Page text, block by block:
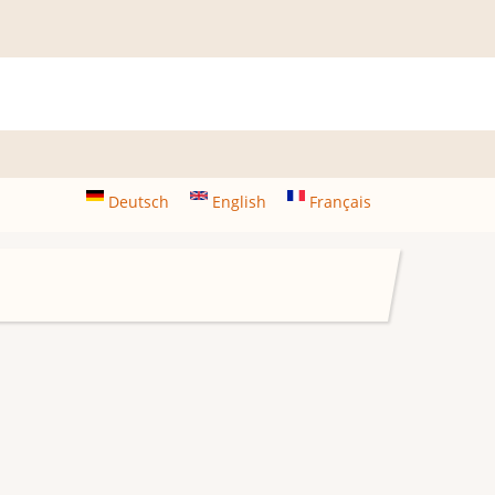
Deutsch English Français